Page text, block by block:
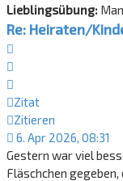
Lieblingsübung:
Re: Heiraten/
Zitat
Zitieren
6. Apr 2026, 08:31
Gestern war viel
Fläschchen